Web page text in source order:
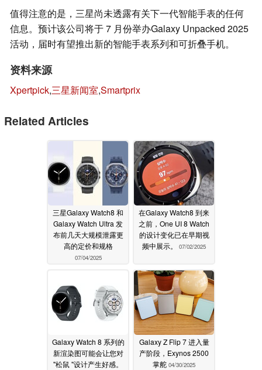
值得注意的是，三星尚未透露有关下一代智能手表的任何
信息。预计该公司将于 7 月份举办Galaxy Unpacked 2025
活动，届时有望推出新的智能手表系列和可折叠手机。
资料来源
Xpertpick,三星新闻室,Smartprix
Related Articles
三星Galaxy Watch8 和
Galaxy Watch Ultra 发
布前几天大规模泄露更
高的定价和规格
07/04/2025
在Galaxy Watch8 到来
之前，One UI 8 Watch
的设计变化已在早期视
频中展示。
07/02/2025
Galaxy Watch 8 系列的
新渲染图可能会让您对
"松鼠 "设计产生好感。
Galaxy Z Flip 7 进入量
产阶段，Exynos 2500
掌舵 04/30/2025